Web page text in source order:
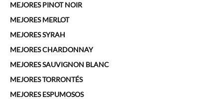
MEJORES PINOT NOIR
MEJORES MERLOT
MEJORES SYRAH
MEJORES CHARDONNAY
MEJORES SAUVIGNON BLANC
MEJORES TORRONTÉS
MEJORES ESPUMOSOS